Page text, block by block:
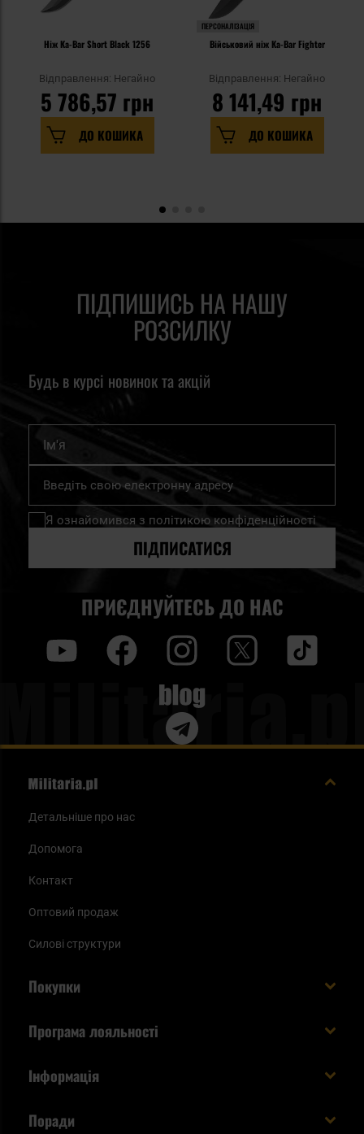
Ніж Ka-Bar Short Black 1256
Відправлення: Негайно
5 786,57 грн
ДО КОШИКА
ПЕРСОНАЛІЗАЦІЯ
Військовий ніж Ka-Bar Fighter
Відправлення: Негайно
8 141,49 грн
ДО КОШИКА
ПІДПИШИСЬ НА НАШУ
РОЗСИЛКУ
Будь в курсі новинок та акцій
Підпишіться
нашу
розсилку
Я ознайомився з політикою конфіденційності
ПІДПИСАТИСЯ
ПРИЄДНУЙТЕСЬ ДО НАС
Blog
Детальніше про нас
Допомога
Контакт
Оптовий продаж
Силові структури
Покупки
Способи оплати
Статус замовлення
Програма лояльності
Увійдіть в систему
Інформація
Поради